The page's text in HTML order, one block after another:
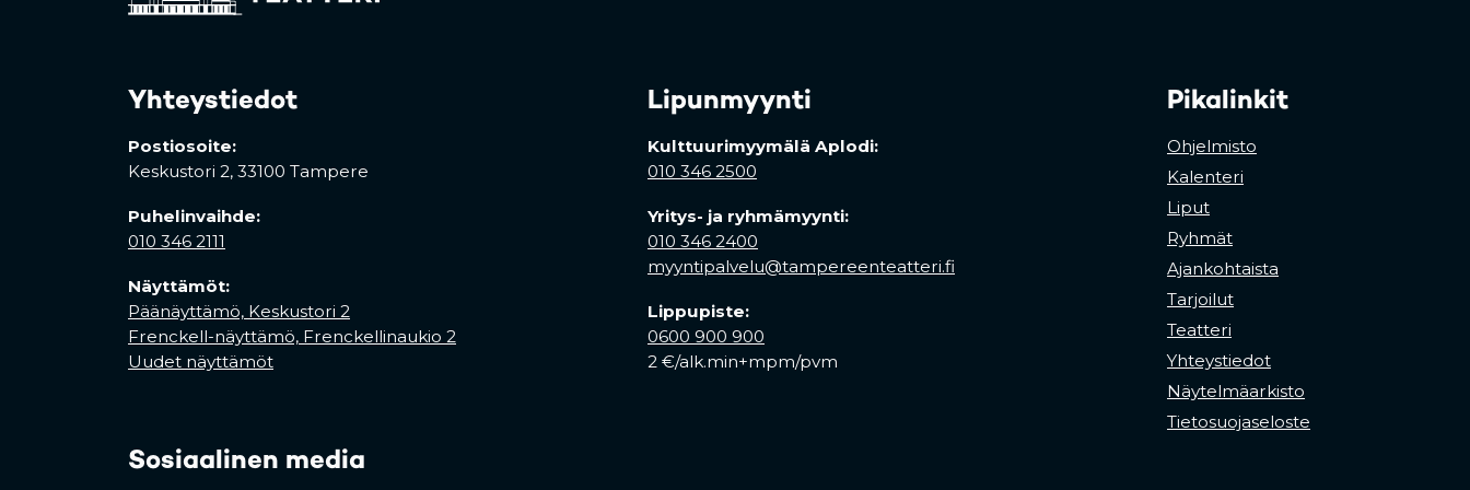
Yhteystiedot
Postiosoite:
Keskustori 2, 33100 Tampere
Puhelinvaihde:
010 346 2111
Näyttämöt:
Päänäyttämö, Keskustori 2
Frenckell-näyttämö, Frenckellinaukio 2
Uudet näyttämöt
Sosiaalinen media
Lipunmyynti
Kulttuurimyymälä Aplodi:
010 346 2500
Yritys- ja ryhmämyynti:
010 346 2400
myyntipalvelu@tampereenteatteri.fi
Lippupiste:
0600 900 900
2 €/alk.min+mpm/pvm
Pikalinkit
Ohjelmisto
Kalenteri
Liput
Ryhmät
Ajankohtaista
Tarjoilut
Teatteri
Yhteystiedot
Näytelmäarkisto
Tietosuojaseloste